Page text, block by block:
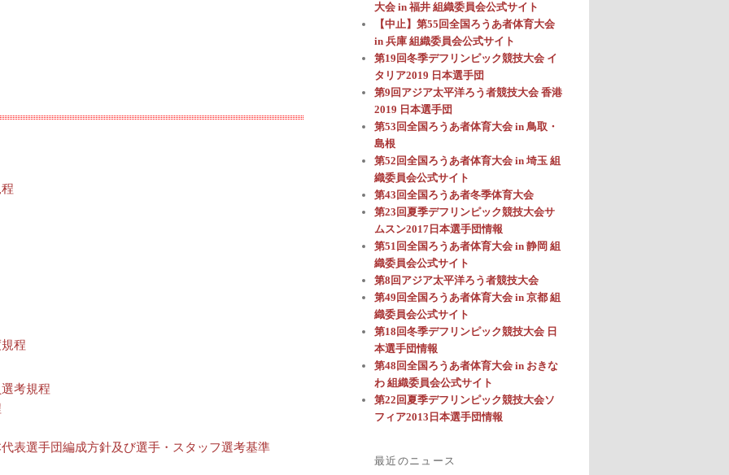
程
考規程
表選手団編成方針及び選手・スタッフ選考基準
大会 in 福井 組織委員会公式サイト
【中止】第55回全国ろうあ者体育大会
in 兵庫 組織委員会公式サイト
第19回冬季デフリンピック競技大会 イ
タリア2019 日本選手団
第9回アジア太平洋ろう者競技大会 香港
2019 日本選手団
第53回全国ろうあ者体育大会 in 鳥取・
島根
第52回全国ろうあ者体育大会 in 埼玉 組
織委員会公式サイト
第43回全国ろうあ者冬季体育大会
第23回夏季デフリンピック競技大会サ
ムスン2017日本選手団情報
第51回全国ろうあ者体育大会 in 静岡 組
織委員会公式サイト
第8回アジア太平洋ろう者競技大会
第49回全国ろうあ者体育大会 in 京都 組
織委員会公式サイト
第18回冬季デフリンピック競技大会 日
本選手団情報
第48回全国ろうあ者体育大会 in おきな
わ 組織委員会公式サイト
第22回夏季デフリンピック競技大会ソ
フィア2013日本選手団情報
最近のニュース